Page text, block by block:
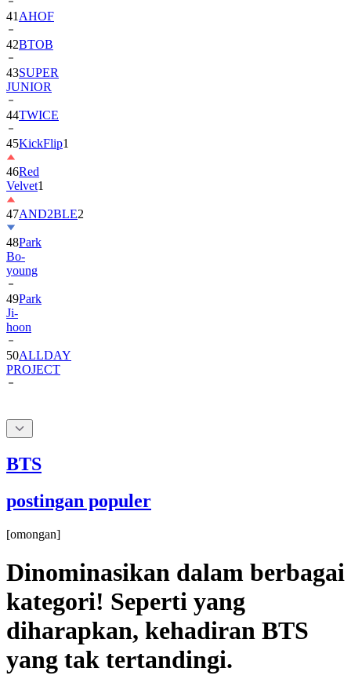
42 BTOB
43SUPER
JUNIOR
44TWICE
45KickFlip
46Red
Velvet
47AND2BLE
48Park
Bo-
young
49Park
Ji-
hoon
50ALLDAY
PROJECT
BTS
postingan populer
[omongan]
Dinominasikan dalam berbagai
kategori! Seperti yang
diharapkan, kehadiran BTS
yang tak tertandingi.